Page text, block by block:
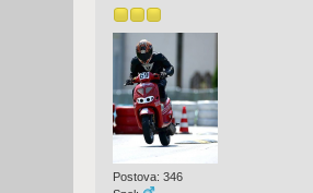
Postova: 346